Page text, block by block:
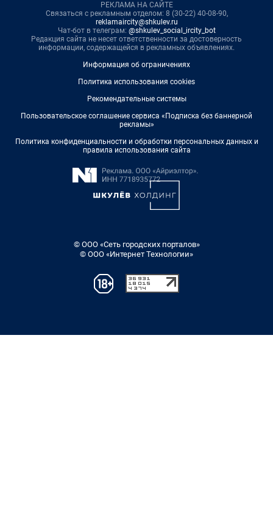
РЕКЛАМА НА САЙТЕ
Связаться с рекламным отделом: 8 (30-22) 40-08-90,
reklamaircity@shkulev.ru
Чат-бот в телеграм: @shkulev_social_ircity_bot
Редакция сайта не несет ответственности за достоверность
информации, содержащейся в рекламных объявлениях.
Информация об ограничениях
Политика использования cookies
Рекомендательные системы
Пользовательское соглашение сервиса «Подписка без баннерной
рекламы»
Политика конфиденциальности и обработки персональных данных и
правила использования сайта
© ООО «Сеть городских порталов»
© ООО «Интернет Технологии»